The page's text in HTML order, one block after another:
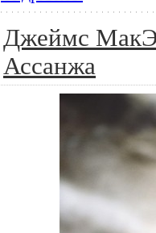
Джеймс
Ассанжа